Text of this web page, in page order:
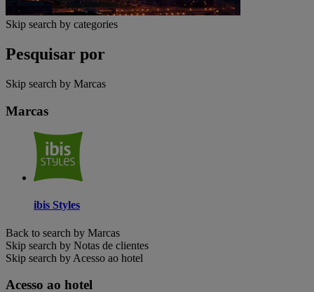
Skip search by categories
Pesquisar por
Skip search by Marcas
Marcas
ibis Styles
Back to search by Marcas
Skip search by Notas de clientes
Skip search by Acesso ao hotel
Acesso ao hotel